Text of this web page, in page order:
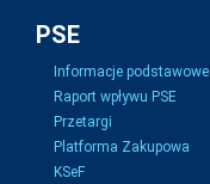
PSE
Informacje podstawowe
Raport wpływu PSE
Przetargi
Platforma Zakupowa
KSeF